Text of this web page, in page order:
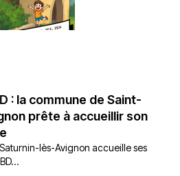
: la commune de Saint-
prête à accueillir son
lès-Avignon accueille ses